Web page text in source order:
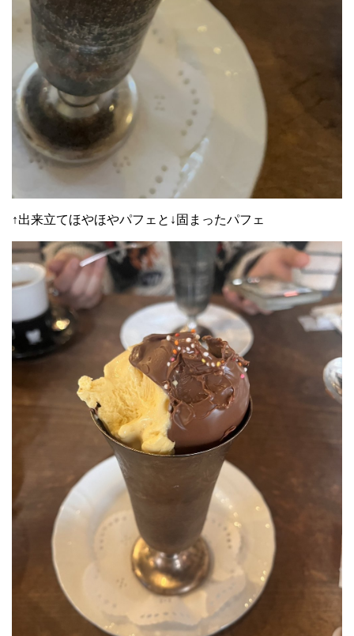
↑出来立てほやほやパフェと↓固まったパフェ